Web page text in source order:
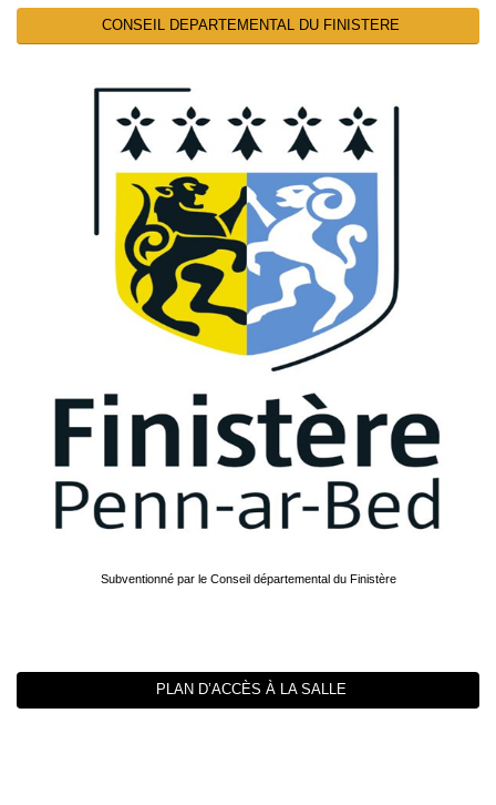
CONSEIL DEPARTEMENTAL DU FINISTERE
Subventionné par le Conseil départemental du Finistère
PLAN D’ACCÈS À LA SALLE